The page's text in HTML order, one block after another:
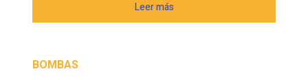
Leer más
BOMBAS